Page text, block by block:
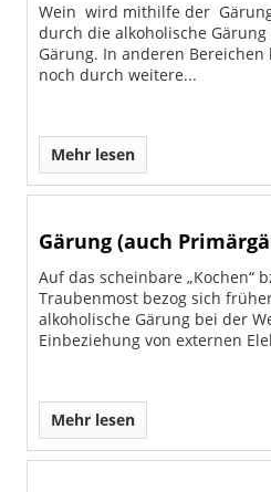
Wein wird mithilfe der
durch die alkoholische
Gärung. In anderen
noch durch weitere...
Mehr lesen
Gärung (auch
Auf das scheinbare „Kochen“
Traubenmost bezog sich
alkoholische Gärung bei der
Einbeziehung von externen
Mehr lesen